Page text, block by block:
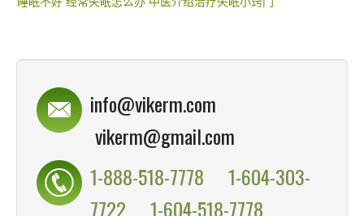
info@vikerm.com
vikerm@gmail.com
1-888-518-7778
1-604-303-
7722
1-604-518-7778